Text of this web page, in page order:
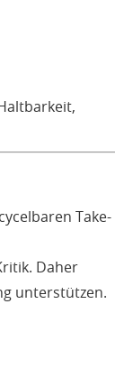
Take-
Daher
unterstützen.